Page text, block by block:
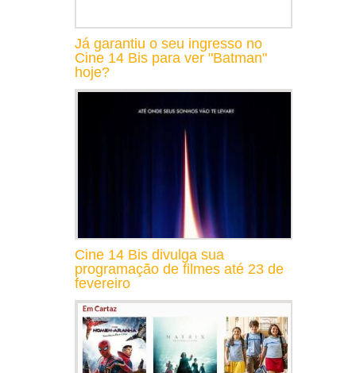
Já garantiu o seu ingresso no
Cine 14 Bis para ver "Batman"
hoje?
Cine 14 Bis divulga sua
programação de filmes até 23 de
fevereiro